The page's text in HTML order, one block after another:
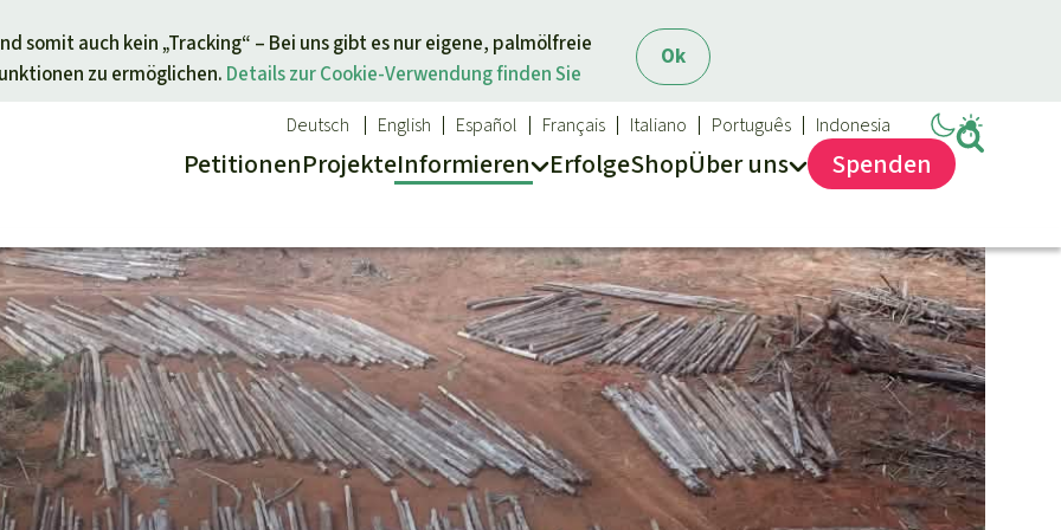
Ok
somit auch kein „Tracking“ – Bei uns gibt es nur eigene, palmölfreie
zu ermöglichen. Details zur Cookie-Verwendung finden Sie
PetitionenProjekteInformieren
Aktuelles
Erfolge
Alle News
Kids
Newsletter­anmeldung
Report
ErfolgeShopÜberuns
Deutsch English Español Français Italiano Português Indonesia
Spenden
ein Thema Spenden für eine Region
Südostasien
Afrika
Lateinamerika